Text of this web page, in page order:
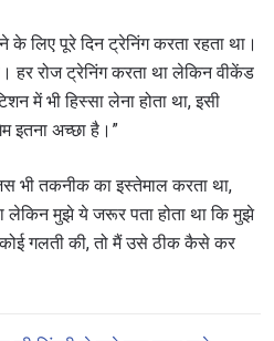
के लिए पूरे दिन ट्रेनिंग करता रहता था।
हर रोज ट्रेनिंग करता था लेकिन वीकेंड
में भी हिस्सा लेना होता था, इसी
इतना अच्छा है।”
भी तकनीक का इस्तेमाल करता था,
लेकिन मुझे ये जरूर पता होता था कि मुझे
गलती की, तो मैं उसे ठीक कैसे कर